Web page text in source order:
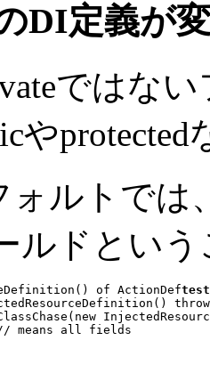
DI定義が
ではな
やprotected
ォルトで
ルドとい
of ActionDeftest
new
means all fields